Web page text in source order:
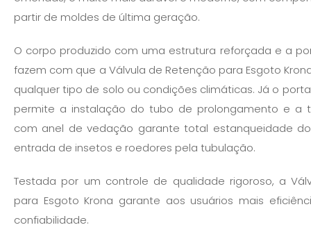
partir de moldes de última geração.
O corpo produzido com uma estrutura reforçada e a
fazem com que a Válvula de Retenção para Esgoto
qualquer tipo de solo ou condições climáticas. Já o
permite a instalação do tubo de prolongamento e a
com anel de vedação garante total estanqueidade
entrada de insetos e roedores pela tubulação.
Testada por um controle de qualidade rigoroso, a
para Esgoto Krona garante aos usuários mais
confiabilidade.